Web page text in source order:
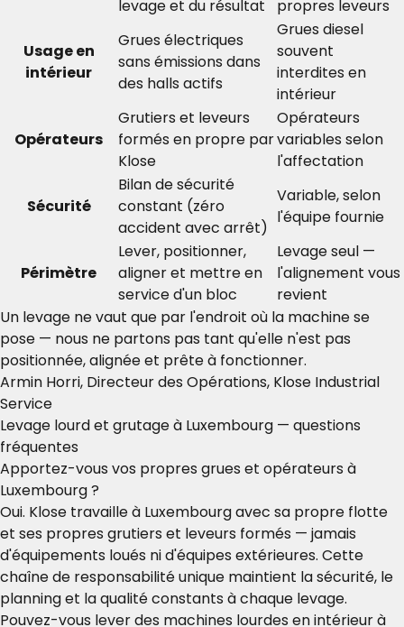
levage et du résultat propres leveurs
Usage en
intérieur
Grues électriques
sans émissions dans
des halls actifs
Grues diesel
souvent
interdites en
intérieur
Opérateurs
Grutiers et leveurs
formés en propre par
Klose
Opérateurs
variables selon
l'affectation
Sécurité
Bilan de sécurité
constant (zéro
accident avec arrêt)
Variable, selon
l'équipe fournie
Périmètre
Lever, positionner,
aligner et mettre en
service d'un bloc
Levage seul —
l'alignement vous
revient
Un levage ne vaut que par l'endroit où la machine se
pose — nous ne partons pas tant qu'elle n'est pas
positionnée, alignée et prête à fonctionner.
Armin Horri, Directeur des Opérations, Klose Industrial
Service
Levage lourd et grutage à Luxembourg — questions
fréquentes
Apportez-vous vos propres grues et opérateurs à
Luxembourg ?
Oui. Klose travaille à Luxembourg avec sa propre flotte
et ses propres grutiers et leveurs formés — jamais
d'équipements loués ni d'équipes extérieures. Cette
chaîne de responsabilité unique maintient la sécurité, le
planning et la qualité constants à chaque levage.
Pouvez-vous lever des machines lourdes en intérieur à